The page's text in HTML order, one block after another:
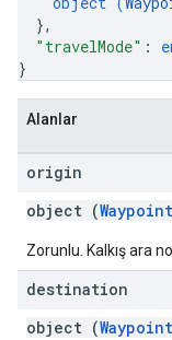
},
"travelMode" :
}
Alanlar
origin
object (Waypoint
Zorunlu. Kalkış ara
destination
object (Waypoint